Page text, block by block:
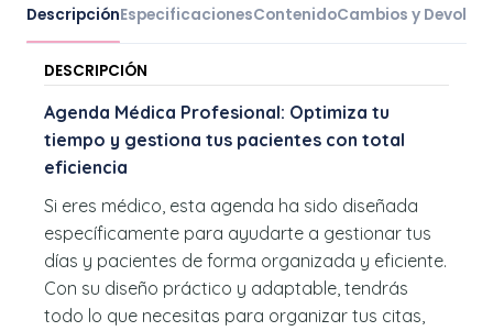
DescripciónEspecificacionesContenidoCambios y
DESCRIPCIÓN
Agenda Médica Profesional: Optimiza tu
tiempo y gestiona tus pacientes con total
eficiencia
Si eres médico, esta agenda ha sido diseñada
específicamente para ayudarte a gestionar tus
días y pacientes de forma organizada y eficiente.
Con su diseño práctico y adaptable, tendrás
todo lo que necesitas para organizar tus citas,